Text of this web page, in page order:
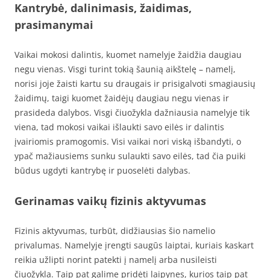
Kantrybė, dalinimasis, žaidimas,
prasimanymai
Vaikai mokosi dalintis, kuomet namelyje žaidžia daugiau
negu vienas. Visgi turint tokią šaunią aikštelę – namelį,
norisi joje žaisti kartu su draugais ir prisigalvoti smagiausių
žaidimų, taigi kuomet žaidėjų daugiau negu vienas ir
prasideda dalybos. Visgi čiuožykla dažniausia namelyje tik
viena, tad mokosi vaikai išlaukti savo eilės ir dalintis
įvairiomis pramogomis. Visi vaikai nori viską išbandyti, o
ypač mažiausiems sunku sulaukti savo eilės, tad čia puiki
būdus ugdyti kantrybę ir puoselėti dalybas.
Gerinamas vaikų fizinis aktyvumas
Fizinis aktyvumas, turbūt, didžiausias šio namelio
privalumas. Namelyje įrengti saugūs laiptai, kuriais kaskart
reikia užlipti norint patekti į namelį arba nusileisti
čiuožykla. Taip pat galime pridėti laipynes, kurios taip pat